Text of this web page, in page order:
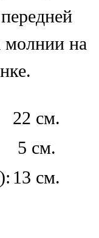
молнии на
22 см.
5 см.
13 см.